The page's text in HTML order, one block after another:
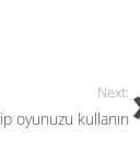
Next:
oyunuzu kullanın